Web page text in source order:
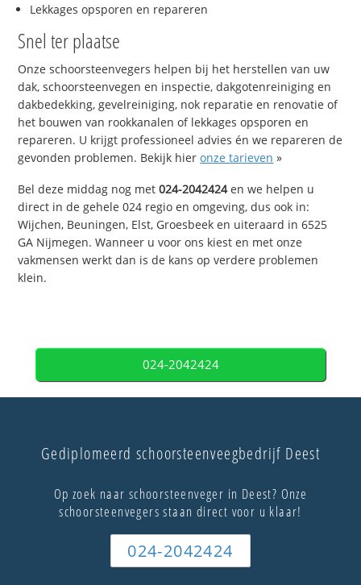
Lekkages opsporen en repareren
Snel ter plaatse
Onze schoorsteenvegers helpen bij het herstellen van uw
dak, schoorsteenvegen en inspectie, dakgotenreiniging en
dakbedekking, gevelreiniging, nok reparatie en renovatie of
het bouwen van rookkanalen of lekkages opsporen en
repareren. U krijgt professioneel advies én we repareren de
gevonden problemen. Bekijk hieronze tarieven »
Bel deze middag nog met024-2042424en we helpen u
direct in de gehele 024 regio en omgeving, dus ook in:
Wijchen, Beuningen, Elst, Groesbeek en uiteraard in 6525
GA Nijmegen. Wanneer u voor ons kiest en met onze
vakmensen werkt dan is de kans op verdere problemen
klein.
024-2042424
Gediplomeerd schoorsteenveegbedrijf Deest
Op zoek naar schoorsteenveger in Deest? Onze
schoorsteenvegers staan direct voor u klaar!
024-2042424